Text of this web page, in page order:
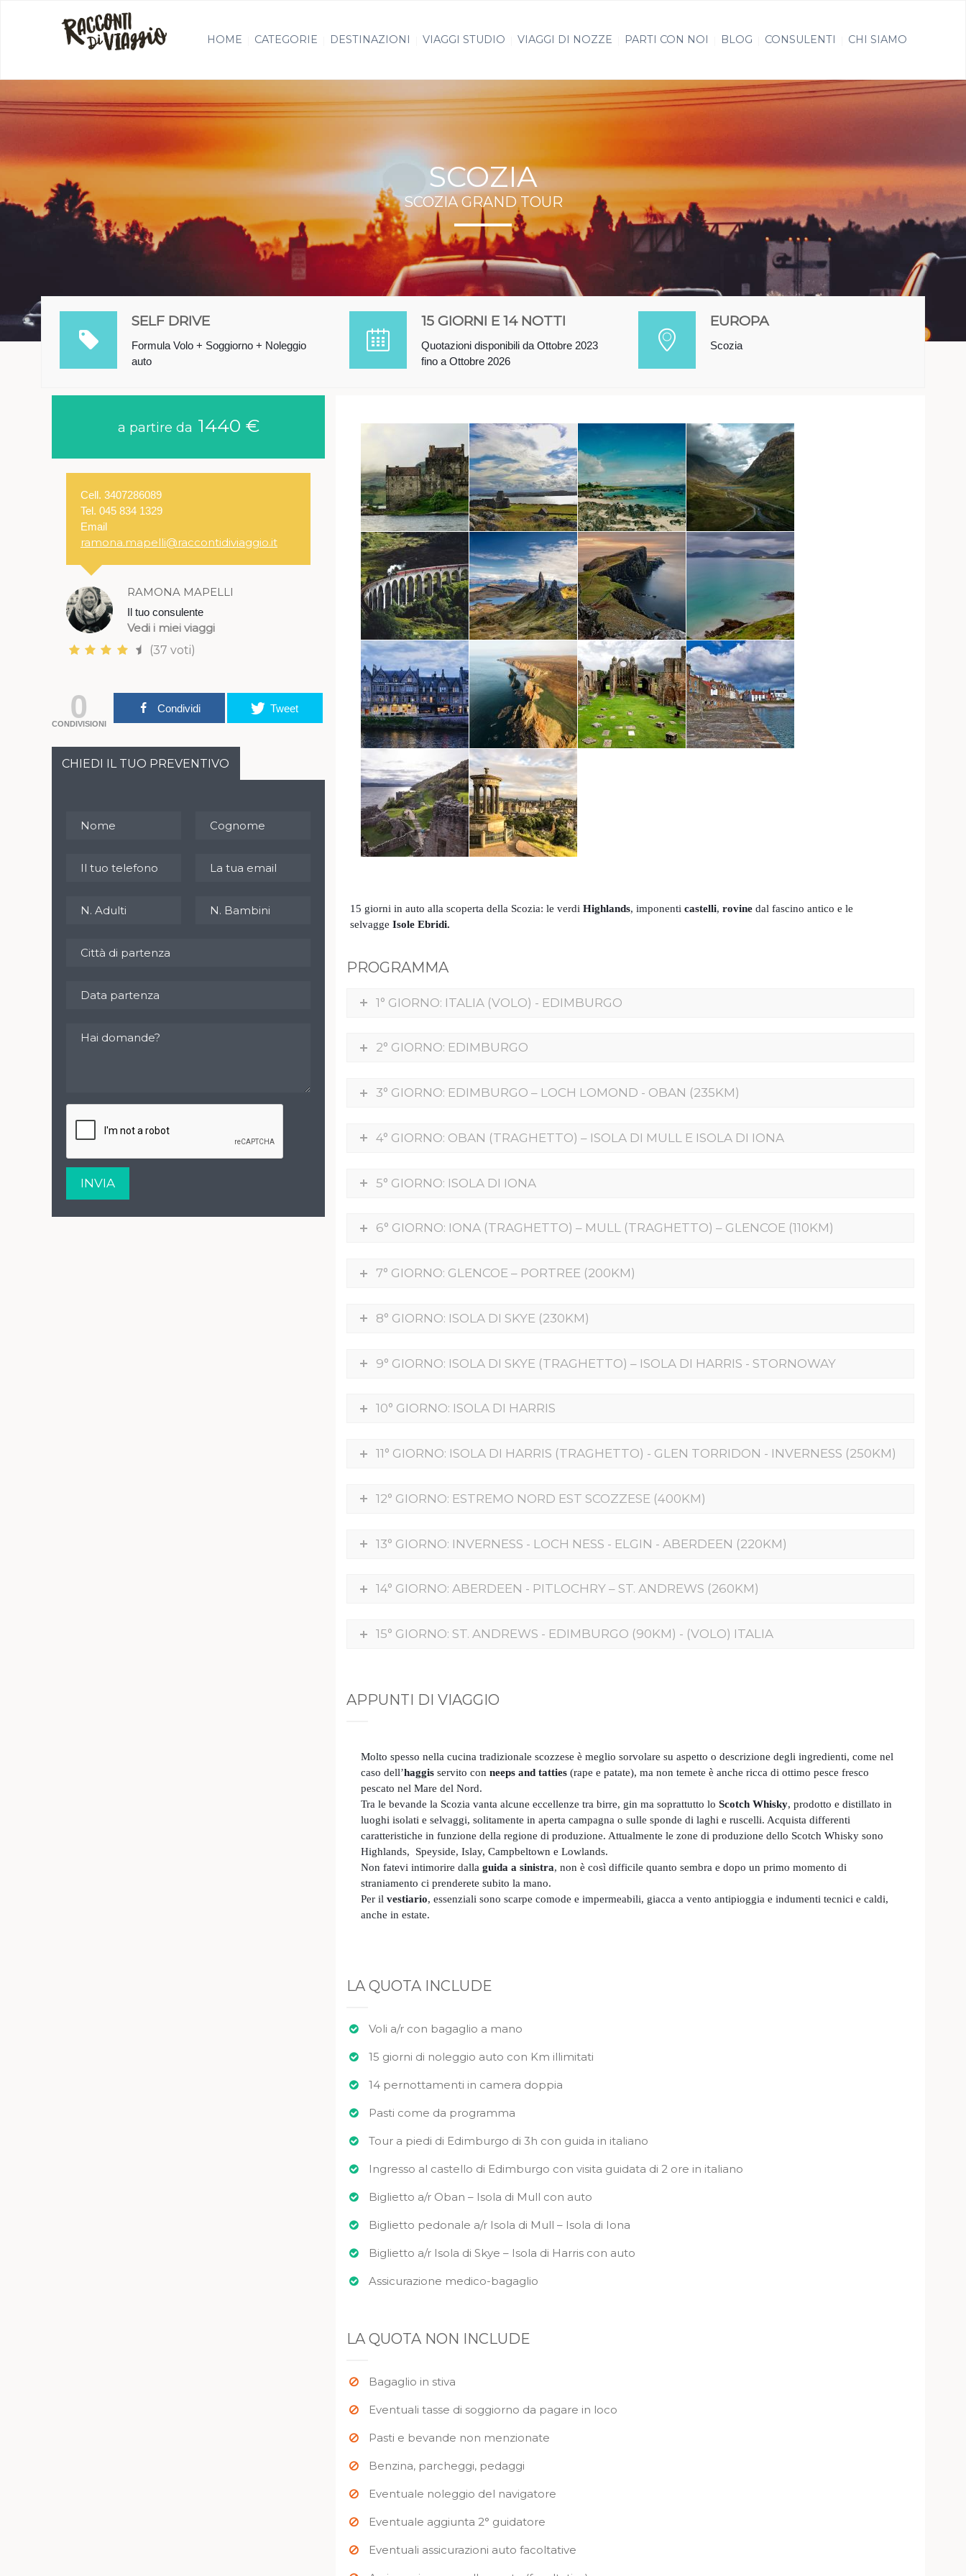
HOME CATEGORIE DESTINAZIONI VIAGGI STUDIO VIAGGI DI NOZZE PARTI CON NOI BLOG CONSULENTI CHI SIAMO
SCOZIA
SCOZIA GRAND TOUR
SELF DRIVE
Formula Volo + Soggiorno + Noleggio
auto
15 GIORNI E 14 NOTTI
Quotazioni disponibili da Ottobre 2023
fino a Ottobre 2026
EUROPA
Scozia
a partire da 1440 €
Cell. 3407286089
Tel. 045 834 1329
Email
ramona.mapelli@raccontidiviaggio.it
RAMONA MAPELLI
Il tuo consulente
Vedi i miei viaggi
(37 voti)
0
CONDIVISIONI
Condividi Tweet
CHIEDI IL TUO PREVENTIVO
15 giorni in auto alla scoperta della Scozia: le verdi Highlands, imponenti castelli, rovine dal fascino antico e le
selvagge Isole Ebridi.
PROGRAMMA
1° GIORNO: ITALIA (VOLO) - EDIMBURGO
2° GIORNO: EDIMBURGO
3° GIORNO: EDIMBURGO – LOCH LOMOND - OBAN (235KM)
4° GIORNO: OBAN (TRAGHETTO) – ISOLA DI MULL E ISOLA DI IONA
5° GIORNO: ISOLA DI IONA
6° GIORNO: IONA (TRAGHETTO) – MULL (TRAGHETTO) – GLENCOE (110KM)
7° GIORNO: GLENCOE – PORTREE (200KM)
8° GIORNO: ISOLA DI SKYE (230KM)
9° GIORNO: ISOLA DI SKYE (TRAGHETTO) – ISOLA DI HARRIS - STORNOWAY
10° GIORNO: ISOLA DI HARRIS
11° GIORNO: ISOLA DI HARRIS (TRAGHETTO) - GLEN TORRIDON - INVERNESS (250KM)
12° GIORNO: ESTREMO NORD EST SCOZZESE (400KM)
13° GIORNO: INVERNESS - LOCH NESS - ELGIN - ABERDEEN (220KM)
14° GIORNO: ABERDEEN - PITLOCHRY – ST. ANDREWS (260KM)
15° GIORNO: ST. ANDREWS - EDIMBURGO (90KM) - (VOLO) ITALIA
APPUNTI DI VIAGGIO
Molto spesso nella cucina tradizionale scozzese è meglio sorvolare su aspetto o descrizione degli ingredienti, come nel
caso dell’haggis servito con neeps and tatties (rape e patate), ma non temete è anche ricca di ottimo pesce fresco
pescato nel Mare del Nord.
Tra le bevande la Scozia vanta alcune eccellenze tra birre, gin ma soprattutto lo Scotch Whisky, prodotto e distillato in
luoghi isolati e selvaggi, solitamente in aperta campagna o sulle sponde di laghi e ruscelli. Acquista differenti
caratteristiche in funzione della regione di produzione. Attualmente le zone di produzione dello Scotch Whisky sono
Highlands, Speyside, Islay, Campbeltown e Lowlands.
Non fatevi intimorire dalla guida a sinistra, non è così difficile quanto sembra e dopo un primo momento di
straniamento ci prenderete subito la mano.
Per il vestiario, essenziali sono scarpe comode e impermeabili, giacca a vento antipioggia e indumenti tecnici e caldi,
anche in estate.
LA QUOTA INCLUDE
Voli a/r con bagaglio a mano
15 giorni di noleggio auto con Km illimitati
14 pernottamenti in camera doppia
Pasti come da programma
Tour a piedi di Edimburgo di 3h con guida in italiano
Ingresso al castello di Edimburgo con visita guidata di 2 ore in italiano
Biglietto a/r Oban – Isola di Mull con auto
Biglietto pedonale a/r Isola di Mull – Isola di Iona
Biglietto a/r Isola di Skye – Isola di Harris con auto
Assicurazione medico-bagaglio
LA QUOTA NON INCLUDE
Bagaglio in stiva
Eventuali tasse di soggiorno da pagare in loco
Pasti e bevande non menzionate
Benzina, parcheggi, pedaggi
Eventuale noleggio del navigatore
Eventuale aggiunta 2° guidatore
Eventuali assicurazioni auto facoltative